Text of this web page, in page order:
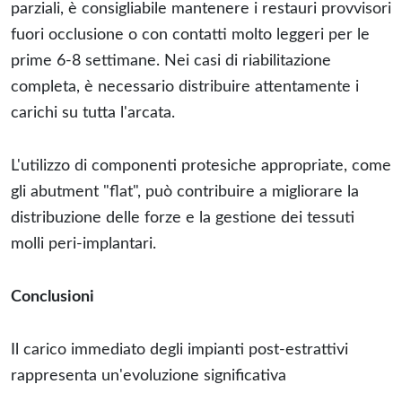
parziali, è consigliabile mantenere i restauri provvisori
fuori occlusione o con contatti molto leggeri per le
prime 6-8 settimane. Nei casi di riabilitazione
completa, è necessario distribuire attentamente i
carichi su tutta l'arcata.
L'utilizzo di componenti protesiche appropriate, come
gli abutment "flat", può contribuire a migliorare la
distribuzione delle forze e la gestione dei tessuti
molli peri-implantari.
Conclusioni
Il carico immediato degli impianti post-estrattivi
rappresenta un'evoluzione significativa